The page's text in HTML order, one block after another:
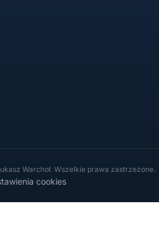
Warchoł. Wszelkie prawa zastrzeżone.
cookies